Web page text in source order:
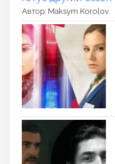
Автор: Maksym Korolov